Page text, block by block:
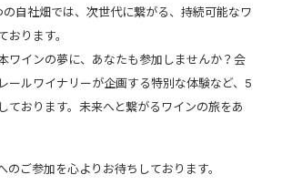
自社畑では、次世代に繋がる、持続可能なワ
おります。
ワインの夢に、あなたも参加しませんか？会
ールワイナリーが企画する特別な体験など、5
ております。未来へと繋がるワインの旅をあ
のご参加を心よりお待ちしております。